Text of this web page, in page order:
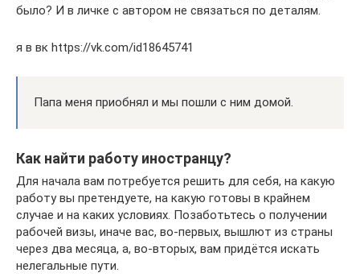
было? И в личке с автором не связаться по деталям.
я в вк https://vk.com/id18645741
Папа меня приобнял и мы пошли с ним домой.
Как найти работу иностранцу?
Для начала вам потребуется решить для себя, на какую
работу вы претендуете, на какую готовы в крайнем
случае и на каких условиях. Позаботьтесь о получении
рабочей визы, иначе вас, во-первых, вышлют из страны
через два месяца, а, во-вторых, вам придётся искать
нелегальные пути.